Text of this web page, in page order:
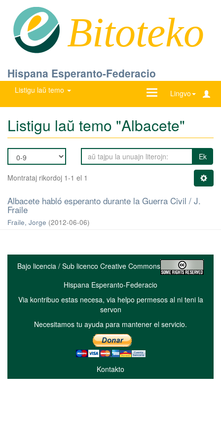
Bitoteko
Hispana Esperanto-Federacio
Listigu laŭ temo Lingvo
Ŝanĝu
Listigu laŭ temo "Albacete"
Ek
Montrataj rikordoj 1-1 el 1
Albacete habló esperanto durante la Guerra Civil / J.
Fraile
Fraile, Jorge (2012-06-06)
Bajo licencia / Sub licenco Creative Commons
Hispana Esperanto-Federacio
Via kontribuo estas necesa, via helpo permesos al ni teni la
servon
Necesitamos tu ayuda para mantener el servicio.
Kontakto